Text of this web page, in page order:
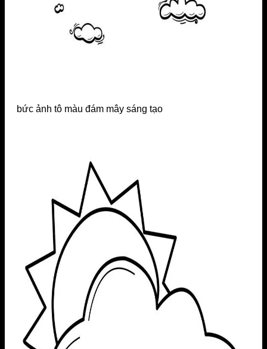
bức ảnh tô màu đám mây sáng tạo